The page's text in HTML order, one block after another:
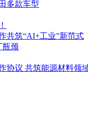
多款车型
共筑“AI+工业”新范式
瓶颈
协议 共筑能源材料领